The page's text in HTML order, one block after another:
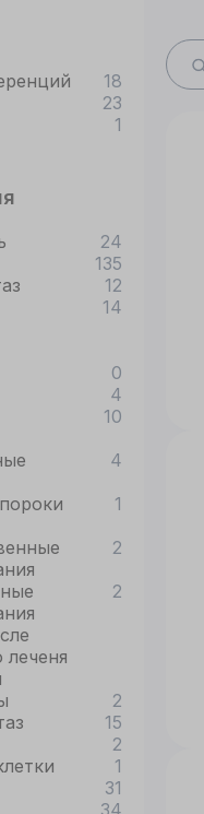
18
23
1
24
135
12
14
0
4
10
4
1
2
2
леченя
2
15
2
1
31
34